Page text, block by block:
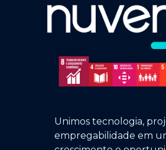
Unimos tecnologia,
empregabilidade em